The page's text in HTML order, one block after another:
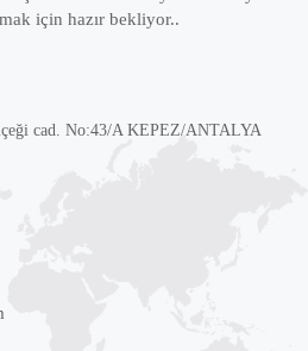
için hazır bekliyor..
cad. No:43/A KEPEZ/ANTALYA